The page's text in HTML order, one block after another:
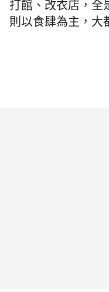
打館、改衣店，全
則以食肆為主，大